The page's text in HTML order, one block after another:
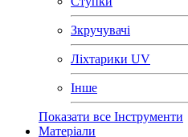
Зкручувачі
Ліхтарики UV
Інше
Показати все Інструменти
Матеріали